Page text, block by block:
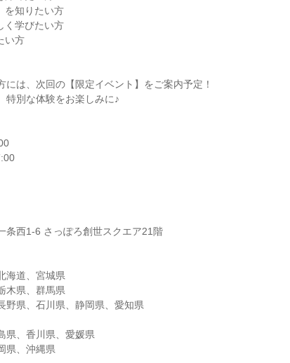
を知りたい方
く学びたい方
い方
には、次回の【限定イベント】をご案内予定！
特別な体験をお楽しみに♪
条西1-6 さっぽろ創世スクエア21階
海道、宮城県
木県、群馬県
野県、石川県、静岡県、愛知県
県、香川県、愛媛県
県、沖縄県